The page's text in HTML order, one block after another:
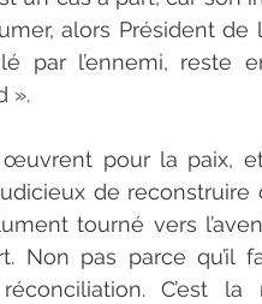
alors Président
par l’ennemi, reste
».
pour la paix,
de reconstruire
tourné vers
Non pas parce qu’il
C’est